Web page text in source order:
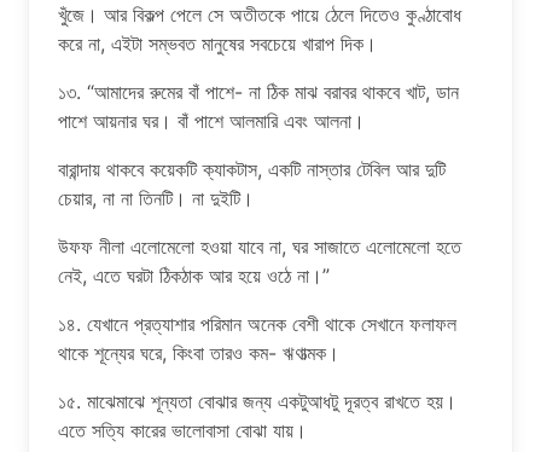
খুঁজে। আর বিকল্প পেলে সে অতীতকে পায়ে ঠেলে দিতেও কুণ্ঠাবোধ
করে না, এইটা সম্ভবত মানুষের সবচেয়ে খারাপ দিক।
১৩. “আমাদের রুমের বাঁ পাশে- না ঠিক মাঝ বরাবর থাকবে খাট, ডান
পাশে আয়নার ঘর। বাঁ পাশে আলমারি এবং আলনা।
বারান্দায় থাকবে কয়েকটি ক্যাকটাস, একটি নাস্তার টেবিল আর দুটি
চেয়ার, না না তিনটি। না দুইটি।
উফফ নীলা এলোমেলো হওয়া যাবে না, ঘর সাজাতে এলোমেলো হতে
নেই, এতে ঘরটা ঠিকঠাক আর হয়ে ওঠে না।”
১৪. যেখানে প্রত্যাশার পরিমান অনেক বেশী থাকে সেখানে ফলাফল
থাকে শূন্যের ঘরে, কিংবা তারও কম- ঋণাত্মক।
১৫. মাঝেমাঝে শূন্যতা বোঝার জন্য একটুআধটু দূরত্ব রাখতে হয়।
এতে সত্যি কারের ভালোবাসা বোঝা যায়।